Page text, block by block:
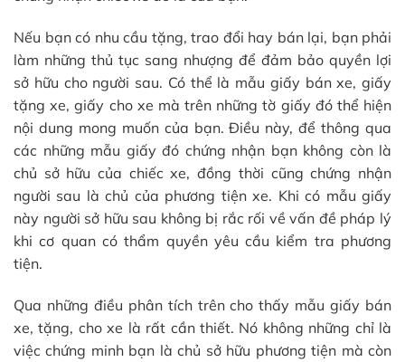
Nếu bạn có nhu cầu tặng, trao đổi hay bán lại, bạn phải
làm những thủ tục sang nhượng để đảm bảo quyền lợi
sở hữu cho người sau. Có thể là mẫu giấy bán xe, giấy
tặng xe, giấy cho xe mà trên những tờ giấy đó thể hiện
nội dung mong muốn của bạn. Điều này, để thông qua
các những mẫu giấy đó chứng nhận bạn không còn là
chủ sở hữu của chiếc xe, đồng thời cũng chứng nhận
người sau là chủ của phương tiện xe. Khi có mẫu giấy
này người sở hữu sau không bị rắc rối về vấn đề pháp lý
khi cơ quan có thẩm quyền yêu cầu kiểm tra phương
tiện.
Qua những điều phân tích trên cho thấy mẫu giấy bán
xe, tặng, cho xe là rất cần thiết. Nó không những chỉ là
việc chứng minh bạn là chủ sở hữu phương tiện mà còn